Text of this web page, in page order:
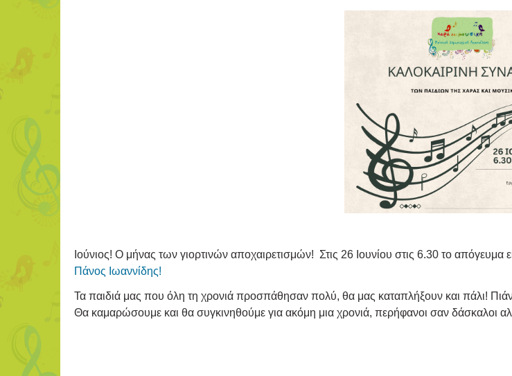
Ιούνιος! Ο μήνας των γιορτινών αποχαιρετισμών! Στις 26 Ιουνίου στις 6.30 το απόγευμα
Πάνος Ιωαννίδης!
Τα παιδιά μας που όλη τη χρονιά προσπάθησαν πολύ, θα μας καταπλήξουν και πάλι!
Θα καμαρώσουμε και θα συγκινηθούμε για ακόμη μια χρονιά, περήφανοι σαν δάσκαλοι